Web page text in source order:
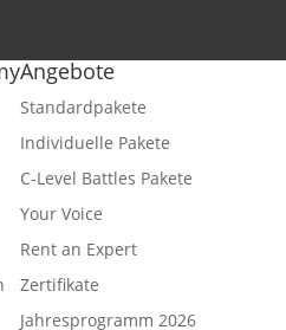
Angebote
Standardpakete
Individuelle Pakete
C-Level Battles Pakete
Your Voice
Rent an Expert
Zertifikate
Jahresprogramm 2026